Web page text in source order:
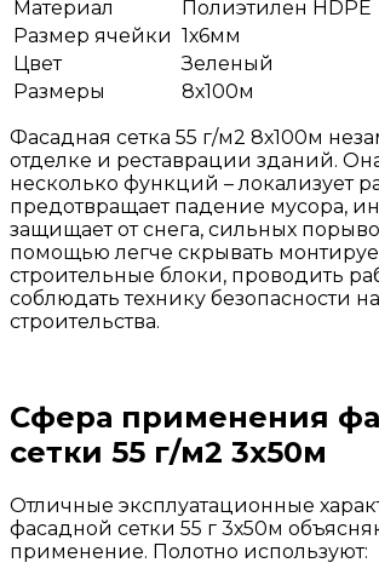
Материал
Полиэтилен HDPE
Размер ячейки 1х6мм
Цвет
Зеленый
Размеры
8х100м
Фасадная сетка 55 г/м2 8х100м
отделке и реставрации зданий.
несколько функций –локализует
предотвращает падение мусора,
защищает от снега, сильных
помощью легче скрывать
строительные блоки, проводить
соблюдать технику безопасности на
строительства.
Сфера применения
сетки 55 г/м2 3х50м
Отличные эксплуатационные
фасадной сетки 55 г 3х50м
применение. Полотно используют: